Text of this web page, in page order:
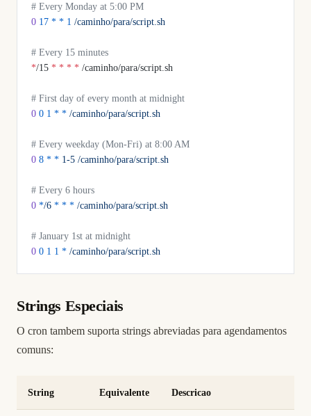
# Every Monday at 5:00 PM
0 17 * * 1 /caminho/para/script.sh
# Every 15 minutes
*/15 * * * * /caminho/para/script.sh
# First day of every month at midnight
0 0 1 * * /caminho/para/script.sh
# Every weekday (Mon-Fri) at 8:00 AM
0 8 * * 1-5 /caminho/para/script.sh
# Every 6 hours
0 */6 * * * /caminho/para/script.sh
# January 1st at midnight
0 0 1 1 * /caminho/para/script.sh
Strings Especiais
O cron tambem suporta strings abreviadas para agendamentos
comuns:
String Equivalente Descricao